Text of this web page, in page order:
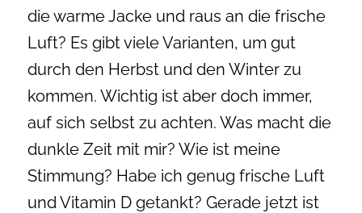
die warme Jacke und raus an die frische
Luft? Es gibt viele Varianten, um gut
durch den Herbst und den Winter zu
kommen. Wichtig ist aber doch immer,
auf sich selbst zu achten. Was macht die
dunkle Zeit mit mir? Wie ist meine
Stimmung? Habe ich genug frische Luft
und Vitamin D getankt? Gerade jetzt ist